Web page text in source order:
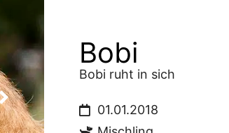
Bobi
Bobi ruht in sich
01.01.2018